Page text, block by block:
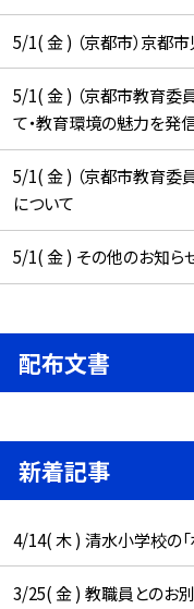
5/1( 金 ) （京都市）京
5/1( 金 ) （京都市教育委
て・教育環境の魅力を発
5/1( 金 ) （京都市教育委
について
5/1( 金 ) その他のお知ら
配布文書
新着記事
4/14( 木 ) 清水小学校の「
3/25( 金 ) 教職員とのお